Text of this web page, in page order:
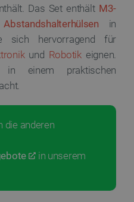
Das Set enthält M3-
Abstandshalterhülsen in
sich hervorragend für
und Robotikeignen.
einem praktischen
die anderen
in unserem